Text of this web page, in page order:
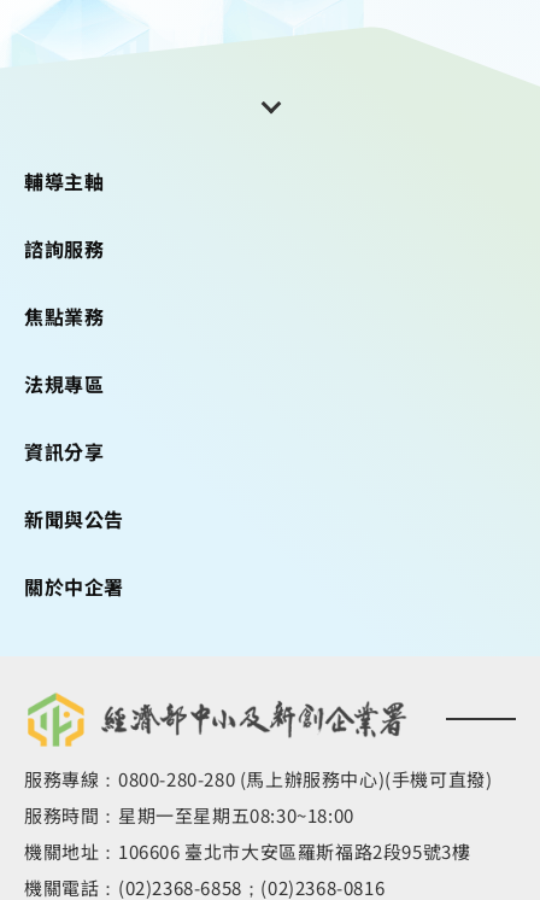
輔導主軸
諮詢服務
焦點業務
法規專區
資訊分享
新聞與公告
關於中企署
服務專線：0800-280-280 (馬上辦服務中心)(手機可直撥)
服務時間：星期一至星期五08:30~18:00
機關地址：106606 臺北市大安區羅斯福路2段95號3樓
機關電話：(02)2368-6858；(02)2368-0816